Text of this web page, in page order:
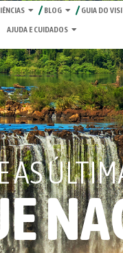
BLOG
GUIA DO
AJUDA E CUIDADOS
AS